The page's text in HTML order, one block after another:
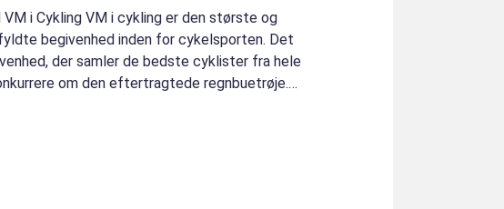
i Cykling VM i cykling er den største og
begivenhed inden for cykelsporten. Det
der samler de bedste cyklister fra hele
om den eftertragtede regnbuetrøje.